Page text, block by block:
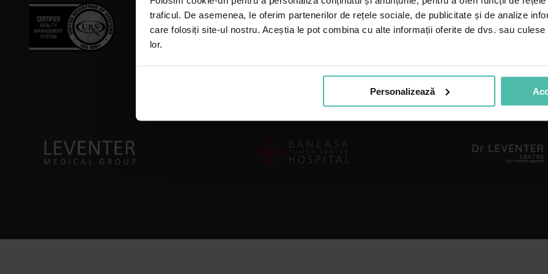
traficul. De asemenea, le oferim partenerilor de rețele sociale, de publicitate și de analize
care folosiți site-ul nostru. Aceștia le pot combina cu alte informații oferite de dvs. sau
lor.
Personalizează
email
*
Nu facem spam! Citeștepolitica noastră de
Recomanda un pacient
Medici pentru viitor